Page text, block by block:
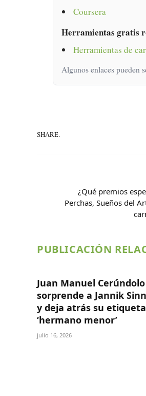
Coursera
Herramientas gratis
Herramientas de
Algunos enlaces pueden
SHARE.
¿Qué premios
Perchas, Sueños del
PUBLICACIÓN
Juan Manuel Cerúndolo
sorprende a Jannik
y deja atrás su
‘hermano menor’
julio 16, 2026